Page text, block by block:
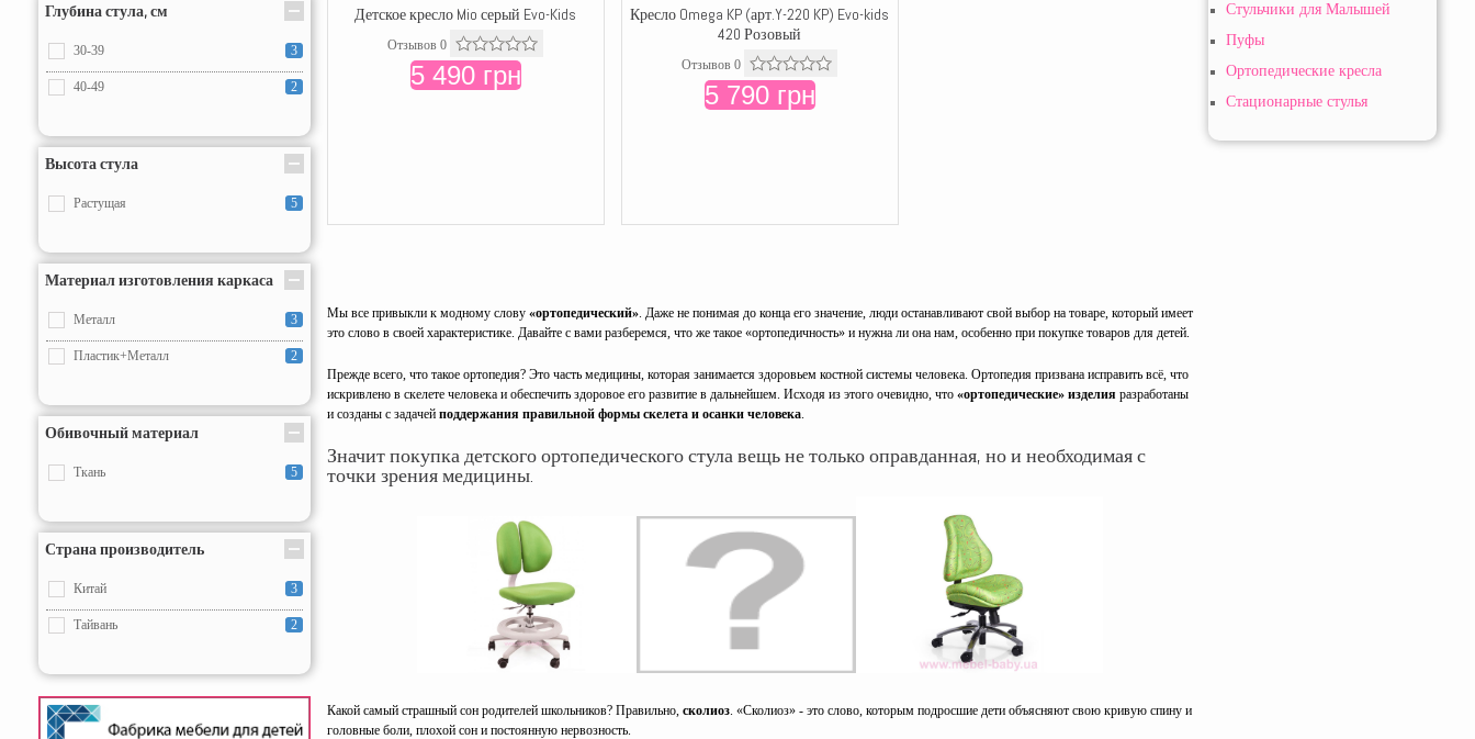
Глубина стула, см
30-39 3
40-49 2
Высота стула
Растущая 5
Материал изготовления каркаса
Металл 3
Пластик+Металл 2
Обивочный материал
Ткань 5
Страна производитель
Китай 3
Тайвань 2
Детское кресло Mio серый Evo-Kids
Отзывов 0
5 490 грн
Кресло Omega KP (арт.Y-220 KP) Evo-kids
420 Розовый
Отзывов 0
5 790 грн
Мы все привыкли к модному слову «ортопедический». Даже не понимая до конца его значение, люди останавливают свой выбор на товаре, который имеет
это слово в своей характеристике. Давайте с вами разберемся, что же такое «ортопедичность» и нужна ли она нам, особенно при покупке товаров для детей.
Прежде всего, что такое ортопедия? Это часть медицины, которая занимается здоровьем костной системы человека. Ортопедия призвана исправить всё, что
искривлено в скелете человека и обеспечить здоровое его развитие в дальнейшем. Исходя из этого очевидно, что «ортопедические» изделия разработаны
и созданы с задачей поддержания правильной формы скелета и осанки человека.
Значит покупка детского ортопедического стула вещь не только оправданная, но и необходимая с
точки зрения медицины.
Какой самый страшный сон родителей школьников? Правильно, сколиоз. «Сколиоз» - это слово, которым подросшие дети объясняют свою кривую спину и
головные боли, плохой сон и постоянную нервозность.
Стульчики для Малышей
Пуфы
Ортопедические кресла
Стационарные стулья